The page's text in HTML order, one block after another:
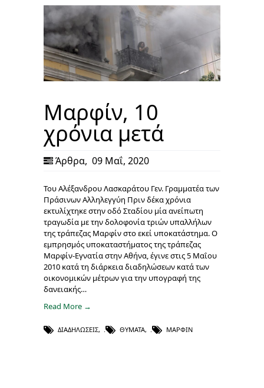
Μαρφίν, 10
χρόνια μετά
Άρθρα, 09 Μαΐ, 2020
Του Αλέξανδρου Λασκαράτου Γεν. Γραμματέα των
Πράσινων Αλληλεγγύη Πριν δέκα χρόνια
εκτυλίχτηκε στην οδό Σταδίου μία ανείπωτη
τραγωδία με την δολοφονία τριών υπαλλήλων
της τράπεζας Μαρφίν στο εκεί υποκατάστημα. Ο
εμπρησμός υποκαταστήματος της τράπεζας
Μαρφίν-Εγνατία στην Αθήνα, έγινε στις 5 Μαΐου
2010 κατά τη διάρκεια διαδηλώσεων κατά των
οικονομικών μέτρων για την υπογραφή της
δανειακής…
Read More →
ΔΙΑΔΗΛΏΣΕΙΣ, ΘΎΜΑΤΑ, ΜΑΡΦΊΝ